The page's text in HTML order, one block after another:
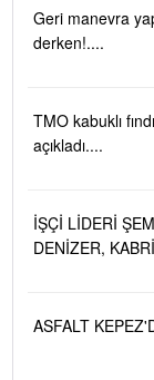
Geri manevra
derken!....
TMO kabuklı
açıkladı....
İŞÇİ LİDERİ
DENİZER,
ASFALT